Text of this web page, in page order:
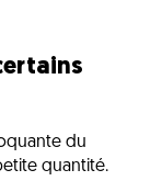
du
quantité.